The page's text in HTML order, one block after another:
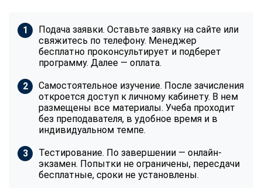
Подача заявки. Оставьте заявку на сайте или
свяжитесь по телефону. Менеджер
бесплатно проконсультирует и подберет
программу. Далее — оплата.
Самостоятельное изучение. После зачисления
откроется доступ к личному кабинету. В нем
размещены все материалы. Учеба проходит
без преподавателя, в удобное время и в
индивидуальном темпе.
Тестирование. По завершении — онлайн-
экзамен. Попытки не ограничены, пересдачи
бесплатные, сроки не установлены.